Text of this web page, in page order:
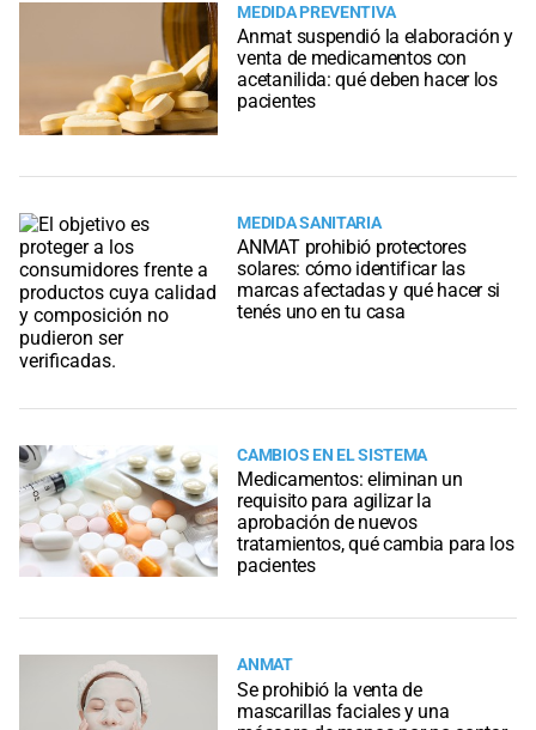
MEDIDA PREVENTIVA
Anmat suspendió la elaboración y
venta de medicamentos con
acetanilida: qué deben hacer los
pacientes
MEDIDA SANITARIA
ANMAT prohibió protectores
solares: cómo identificar las
marcas afectadas y qué hacer si
tenés uno en tu casa
CAMBIOS EN EL SISTEMA
Medicamentos: eliminan un
requisito para agilizar la
aprobación de nuevos
tratamientos, qué cambia para los
pacientes
ANMAT
Se prohibió la venta de
mascarillas faciales y una